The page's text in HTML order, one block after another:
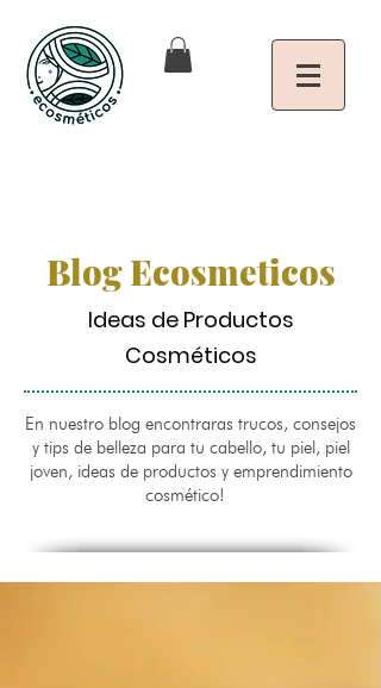
Blog Ecosmeticos
Ideas de Productos
Cosméticos
En nuestro blog encontraras trucos, consejos
y tips de belleza para tu cabello, tu piel, piel
joven, ideas de productos y emprendimiento
cosmético!